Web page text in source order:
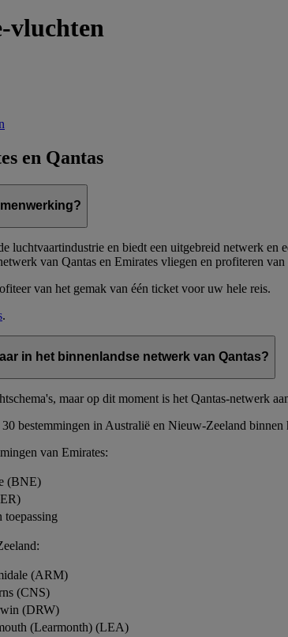
vluchten
en Qantas
luchtvaartindustrie en biedt een uitgebreid netwerk
van Qantas en Emirates vliegen en profiteren
van het gemak van één ticket voor uw hele reis.
.
in het binnenlandse netwerk van Qantas?
maar op dit moment is het Qantas-netwerk
bestemmingen in Australië en Nieuw-Zeeland binnen
van Emirates:
(BNE)
toepassing
(ARM)
(CNS)
(DRW)
(Learmonth) (LEA)